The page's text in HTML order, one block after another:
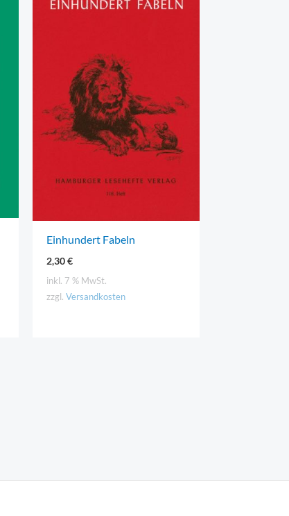
Einhundert Fabeln
2,30€
inkl. 7 % MwSt.
zzgl. Versandkosten